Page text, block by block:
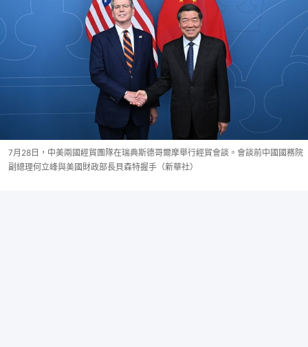
7月28日，中美兩國經貿團隊在瑞典斯德哥爾摩舉行經貿會談。會談前中國國務院
副總理何立峰與美國財政部長貝森特握手（新華社）